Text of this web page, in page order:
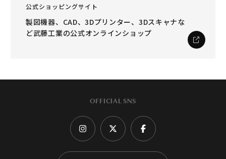
公式ショッピングサイト
製図機器、CAD、3Dプリンター、3Dスキャナな
ど武藤工業の公式オンラインショップ
OFFICIAL SNS